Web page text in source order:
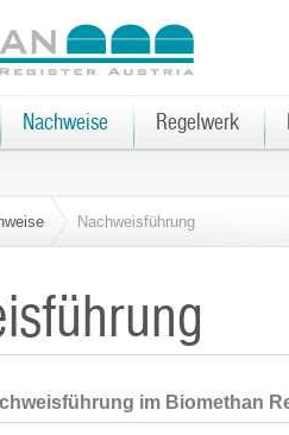
Nachweisführung
im Biomethan
Nachweise Regelwerk